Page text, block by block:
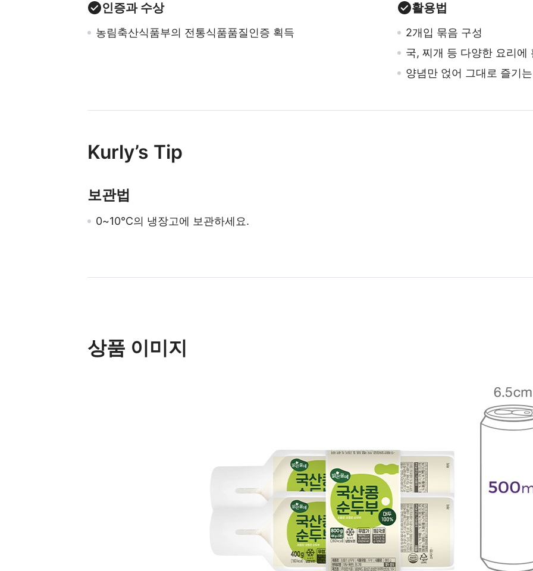
인증과 수상
농림축산식품부의 전통식품품질인증 획득
활용법
2개입 묶음 구성
국, 찌개 등 다양한 요리에
양념만 얹어 그대로 즐기
Kurly’s Tip
보관법
0~10℃의 냉장고에 보관하세요.
상품 이미지